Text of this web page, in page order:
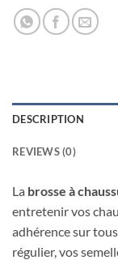
DESCRIPTION
REVIEWS (0)
La brosse à
entretenir vos
adhérence sur
régulier, vos